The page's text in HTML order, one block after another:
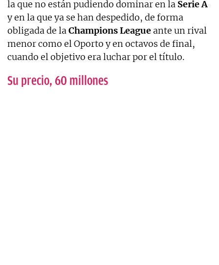
la que no están pudiendo dominar en la Serie A
y en la que ya se han despedido, de forma
obligada de laChampions League ante un rival
menor como el Oporto y en octavos de final,
cuando el objetivo era luchar por el título.
Su precio, 60 millones